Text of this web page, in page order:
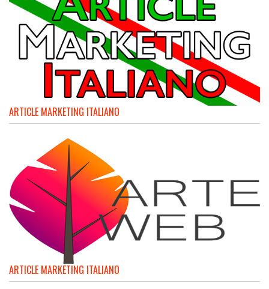
ARTICLE MARKETING ITALIANO
ARTICLE MARKETING ITALIANO